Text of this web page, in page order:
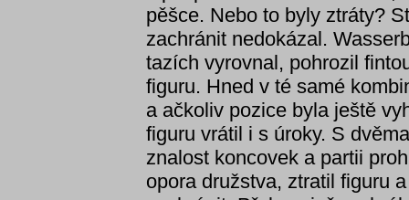
pěšce. Nebo to byly ztráty?
zachránit nedokázal.
tazích vyrovnal, pohrozil
figuru. Hned v té samé
a ačkoliv pozice byla ještě
figuru vrátil i s úroky. S
znalost koncovek a partii
opora družstva, ztratil figuru